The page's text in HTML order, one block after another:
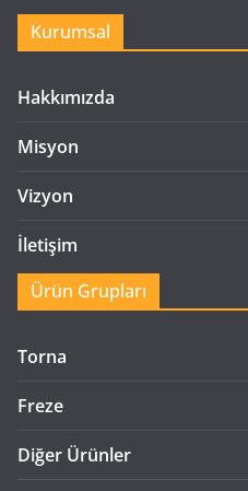
Kurumsal
Hakkımızda
Misyon
Vizyon
İletişim
Ürün Grupları
Torna
Freze
Diğer Ürünler